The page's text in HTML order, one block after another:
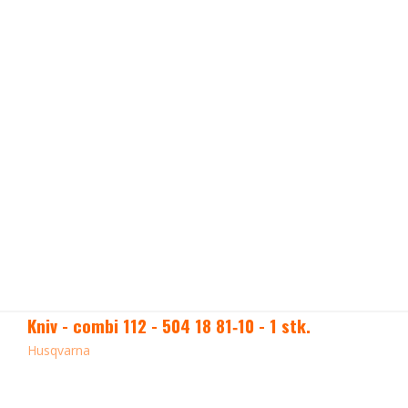
Kniv - combi 112 - 504 18 81‑10 - 1 stk.
Husqvarna